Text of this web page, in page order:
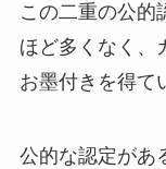
この二重の公的
ほど多くなく、
お墨付きを得て
公的な認定があ